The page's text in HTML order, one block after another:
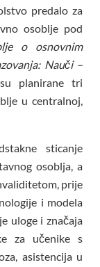
predalo za
osoblje pod
o osnovnim
Nauči –
planirane tri
u centralnoj,
sticanje
osoblja, a
prije
i modela
uloge i značaja
za učenike s
asistencija u